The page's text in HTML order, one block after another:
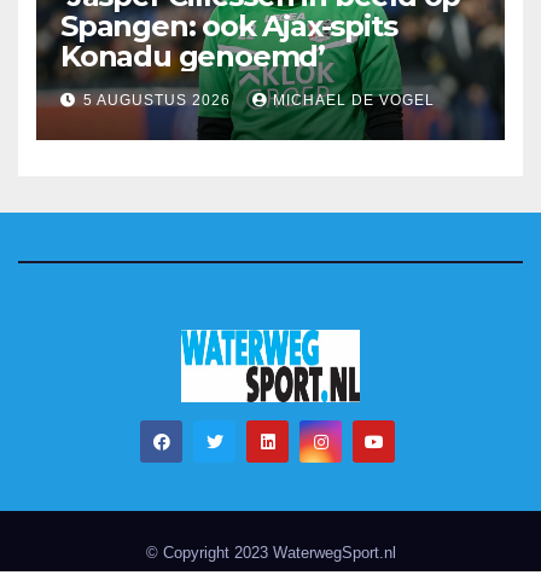
Spangen: ook Ajax-spits
Konadu genoemd’
5 AUGUSTUS 2026 MICHAEL DE VOGEL
© Copyright 2023 WaterwegSport.nl